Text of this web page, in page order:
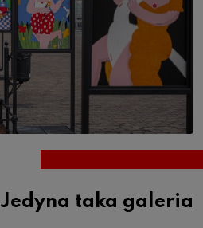
Jedyna taka galeria